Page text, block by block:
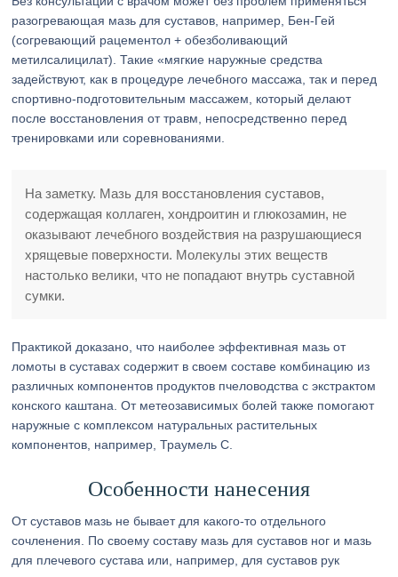
разогревающая мазь для суставов, например, Бен-Гей
(согревающий рацементол + обезболивающий
метилсалицилат). Такие «мягкие наружные средства
задействуют, как в процедуре лечебного массажа, так и перед
спортивно-подготовительным массажем, который делают
после восстановления от травм, непосредственно перед
тренировками или соревнованиями.
На заметку. Мазь для восстановления суставов,
содержащая коллаген, хондроитин и глюкозамин, не
оказывают лечебного воздействия на разрушающиеся
хрящевые поверхности. Молекулы этих веществ
настолько велики, что не попадают внутрь суставной
сумки.
Практикой доказано, что наиболее эффективная мазь от
ломоты в суставах содержит в своем составе комбинацию из
различных компонентов продуктов пчеловодства с экстрактом
конского каштана. От метеозависимых болей также помогают
наружные с комплексом натуральных растительных
компонентов, например, Траумель С.
Особенности нанесения
От суставов мазь не бывает для какого-то отдельного
сочленения. По своему составу мазь для суставов ног и мазь
для плечевого сустава или, например, для суставов рук